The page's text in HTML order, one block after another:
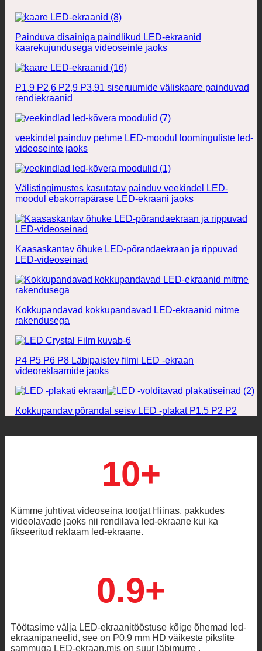
Painduva disainiga paindlikud LED-ekraanid
kaarekujundusega videoseinte jaoks
P1,9 P2,6 P2,9 P3,91 siseruumide väliskaare painduvad
rendiekraanid
veekindel painduv pehme LED-moodul loominguliste led-
videoseinte jaoks
Välistingimustes kasutatav painduv veekindel LED-
moodul ebakorrapärase LED-ekraani jaoks
Kaasaskantav õhuke LED-põrandaekraan ja rippuvad
LED-videoseinad
Kokkupandavad kokkupandavad LED-ekraanid mitme
rakendusega
P4 P5 P6 P8 Läbipaistev filmi LED -ekraan
videoreklaamide jaoks
Kokkupandav põrandal seisv LED -plakat P1.5 P2 P2
10+
Kümme juhtivat videoseina tootjat Hiinas, pakkudes
videolavade jaoks nii rendilava led-ekraane kui ka
fikseeritud reklaam led-ekraane.
0.9+
Töötasime välja LED-ekraanitööstuse kõige õhemad led-
ekraanipaneelid, see on P0,9 mm HD väikeste pikslite
sammuga LED-ekraan,mis on suur läbimurre .